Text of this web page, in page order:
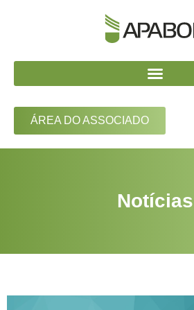
ÁREA DO ASSOCIADO
Notícias